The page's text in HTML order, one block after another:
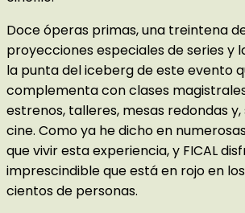
Doce óperas primas, una treintena
proyecciones especiales de series y
la punta del iceberg de este evento
complementa con clases
estrenos, talleres, mesas redondas
cine. Como ya he dicho en
que vivir esta experiencia, y FICAL
imprescindible que está en rojo en
cientos de personas.